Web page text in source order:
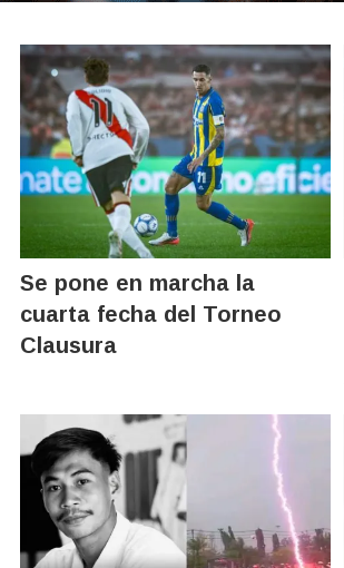
Se pone en marcha la
cuarta fecha del Torneo
Clausura